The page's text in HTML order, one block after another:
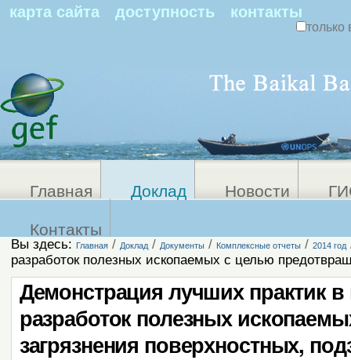
карта сайта доступность контакты
только
Главная Доклад Новости
Контакты
Вы здесь: Главная / Доклад / Документы / Комплексные отчеты / 2014 год
разработок полезных ископаемых с целью
Демонстрация лучших практик
разработок полезных
загрязнения поверхностных,